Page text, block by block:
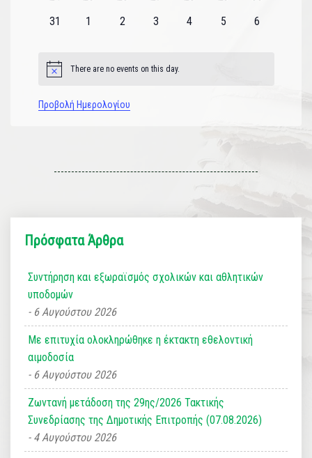
0
31
0
1
0
2
0
3
0
4
0
5
0
6
Notice There are no events on this day.
Προβολή Ημερολογίου
Πρόσφατα Άρθρα
Συντήρηση και εξωραϊσμός σχολικών και αθλητικών
υποδομών
6 Αυγούστου 2026
Με επιτυχία ολοκληρώθηκε η έκτακτη εθελοντική
αιμοδοσία
6 Αυγούστου 2026
Ζωντανή μετάδοση της 29ης/2026 Τακτικής
Συνεδρίασης της Δημοτικής Επιτροπής (07.08.2026)
4 Αυγούστου 2026